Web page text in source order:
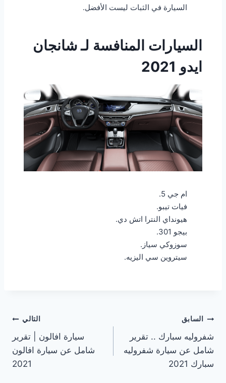
السيارة في الثبات ليست الأفضل.
السيارات المنافسة لـشانجان
ايدو
ام جي 5.
فيات تيبو.
هيونداي النترا اتش دي.
بيجو 301.
سوزوكي سياز.
سيتروين سي اليزيه.
تصفّح
المقالات
السابق
شفروليه سبارك .. تقرير
شامل عن سيارة شفروليه
سبارك 2021
التالي
سيارة افالون | تقرير
شامل عن سيارة افالون
2021